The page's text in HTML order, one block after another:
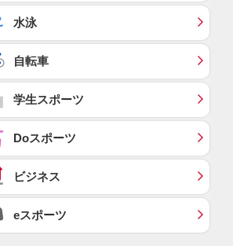
水泳
自転車
学生スポーツ
Doスポーツ
ビジネス
eスポーツ